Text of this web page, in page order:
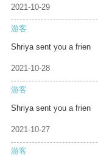
2021-10-29
游客
Shriya sent you a frien
2021-10-28
游客
Shriya sent you a frien
2021-10-27
游客